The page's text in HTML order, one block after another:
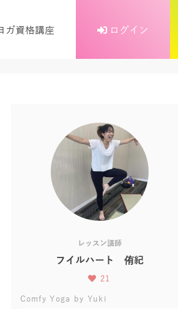
ガ資格講座 ログイン
レッスン講師
フイルハート 侑紀
21
Comfy Yoga by Yuki